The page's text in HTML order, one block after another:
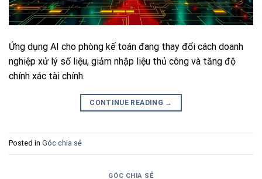
Ứng dụng AI cho phòng kế toán đang thay đổi cách doanh
nghiệp xử lý số liệu, giảm nhập liệu thủ công và tăng độ
chính xác tài chính.
CONTINUE READING →
Posted in Góc chia sẻ
GÓC CHIA SẺ